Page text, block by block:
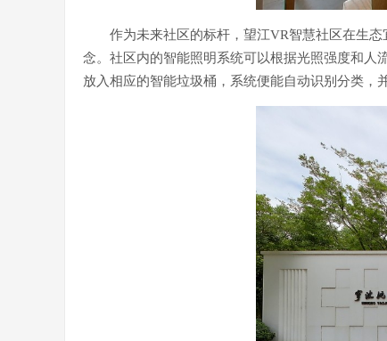
作为未来社区的标杆，望江VR智慧社区在生
念。社区内的智能照明系统可以根据光照强度和人
放入相应的智能垃圾桶，系统便能自动识别分类，